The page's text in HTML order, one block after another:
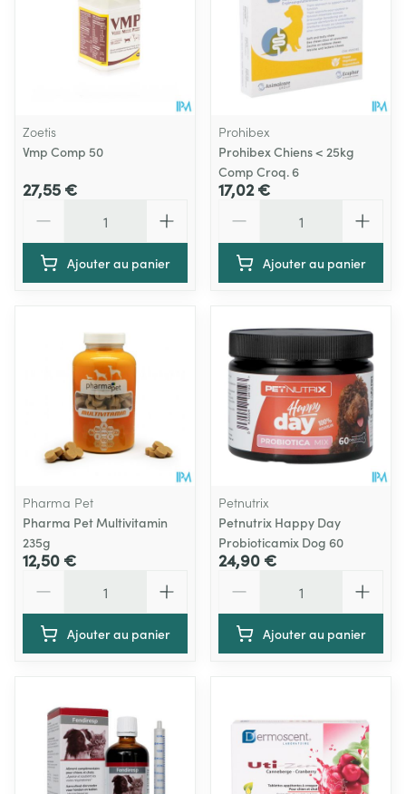
Zoetis
Vmp Comp 50
27,55 €
Ajouter au panier
Prohibex
Prohibex Chiens < 25kg
Comp Croq. 6
17,02 €
Ajouter au panier
Pharma Pet
Pharma Pet Multivitamin
235g
12,50 €
Ajouter au panier
Petnutrix
Petnutrix Happy Day
Probioticamix Dog 60
24,90 €
Ajouter au panier